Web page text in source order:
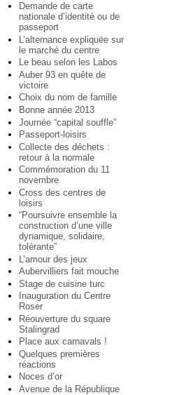
Demande de carte
nationale d’identité ou de
passeport
L’alternance expliquée sur
le marché du centre
Le beau selon les Labos
Auber 93 en quête de
victoire
Choix du nom de famille
Bonne année 2013
Journée “capital souffle”
Passeport-loisirs
Collecte des déchets :
retour à la normale
Commémoration du 11
novembre
Cross des centres de
loisirs
“Poursuivre ensemble la
construction d’une ville
dynamique, solidaire,
tolérante”
L’amour des jeux
Aubervilliers fait mouche
Stage de cuisine turc
Inauguration du Centre
Roser
Réouverture du square
Stalingrad
Place aux carnavals !
Quelques premières
réactions
Noces d’or
Avenue de la République